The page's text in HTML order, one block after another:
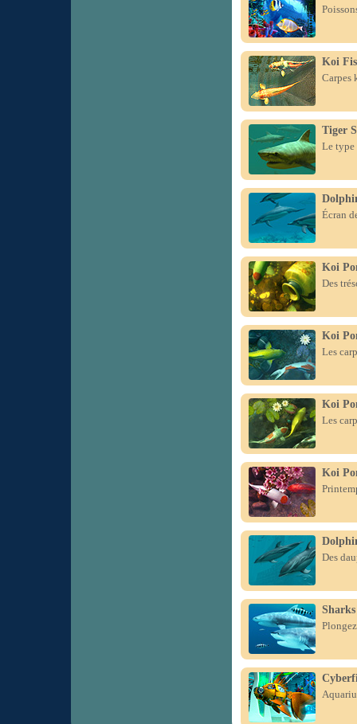
Koi
Carpes
Tiger
Le type
Écran
Koi
Des
Koi
Les
Koi
Les
Koi
Des
Sharks